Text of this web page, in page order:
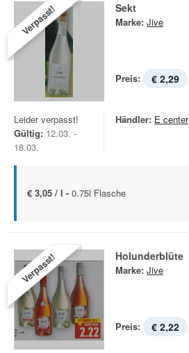
Verpasst! Sekt
Marke: Jive
Preis: € 2,29
Leider verpasst!
Gültig: 12.03. -
18.03.
Händler: E center
€ 3,05 / l - 0.75l Flasche
Verpasst! Holunderblüte
Marke: Jive
Preis: € 2,22